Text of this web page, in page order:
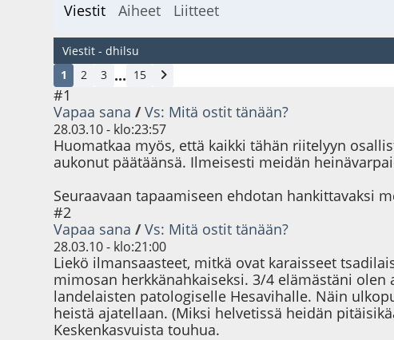
Viestit Aiheet Liitteet
Viestit - dhilsu
1
2 3 ... 15
#1
Vapaa sana /Vs: Mitä ostit tänään?
28.03.10 - klo:23:57
Huomatkaa myös, että kaikki tähän riitelyyn
aukonut päätäänsä. Ilmeisesti meidän
Seuraavaan tapaamiseen ehdotan hankittavaksi
#2
Vapaa sana /Vs: Mitä ostit tänään?
28.03.10 - klo:21:00
Liekö ilmansaasteet, mitkä ovat karaisseet
mimosan herkkänahkaiseksi. 3/4 elämästäni
landelaisten patologiselle Hesavihalle. Näin
heistä ajatellaan. (Miksi helvetissä heidän
Keskenkasvuista touhua.